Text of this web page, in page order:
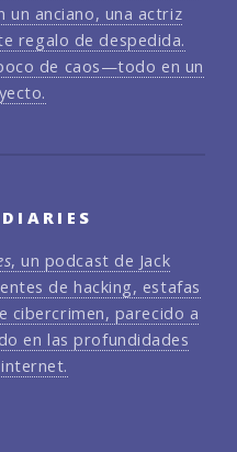
un anciano, una actriz
regalo de despedida.
de caos—todo en un
, un podcast de Jack
de hacking, estafas
cibercrimen, parecido a
en las profundidades